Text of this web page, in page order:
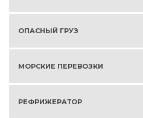
ОПАСНЫЙ ГРУЗ
МОРСКИЕ ПЕРЕВОЗКИ
РЕФРИЖЕРАТОР